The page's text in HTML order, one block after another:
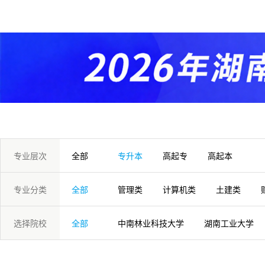
专业层次 全部 专升本 高起专 高起本
专业分类 全部 管理类 计算机类 土建类
选择院校
全部 中南林业科技大学 湖南工业大学